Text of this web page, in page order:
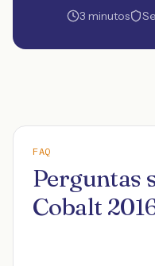
3 minutos
FAQ
Perguntas
Cobalt